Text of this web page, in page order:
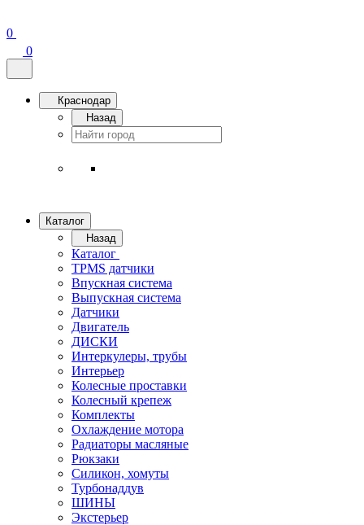
0
0
Краснодар
Назад
Каталог
Назад
Каталог
TPMS датчики
Впускная система
Выпускная система
Датчики
Двигатель
ДИСКИ
Интеркулеры, трубы
Интерьер
Колесные проставки
Колесный крепеж
Комплекты
Охлаждение мотора
Радиаторы масляные
Рюкзаки
Силикон, хомуты
Турбонаддув
ШИНЫ
Экстерьер